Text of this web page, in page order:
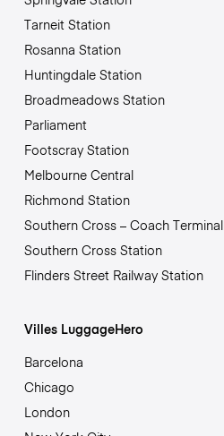
Tarneit Station
Rosanna Station
Huntingdale Station
Broadmeadows Station
Parliament
Footscray Station
Melbourne Central
Richmond Station
Southern Cross – Coach Terminal
Southern Cross Station
Flinders Street Railway Station
Villes LuggageHero
Barcelona
Chicago
London